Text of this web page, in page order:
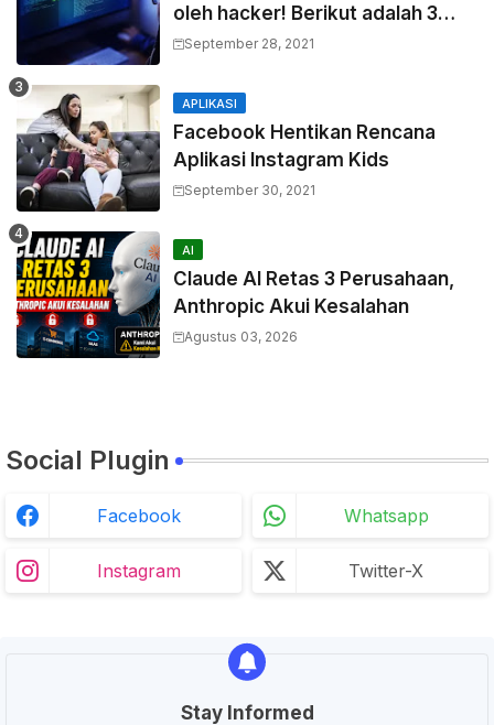
oleh hacker! Berikut adalah 3
cara melakukannya
September 28, 2021
APLIKASI
Facebook Hentikan Rencana
Aplikasi Instagram Kids
September 30, 2021
AI
Claude AI Retas 3 Perusahaan,
Anthropic Akui Kesalahan
Agustus 03, 2026
Social Plugin
Facebook Whatsapp
Instagram Twitter-X
Stay Informed